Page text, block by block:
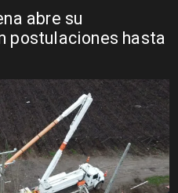
abre su
postulaciones hasta